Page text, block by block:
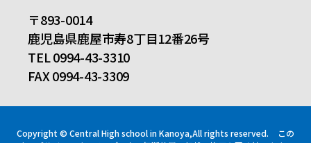
〒893-0014
鹿児島県鹿屋市寿8丁目12番26号
TEL 0994-43-3310
FAX 0994-43-3309
Copyright © Central High school in Kanoya,All rights reserved.
この